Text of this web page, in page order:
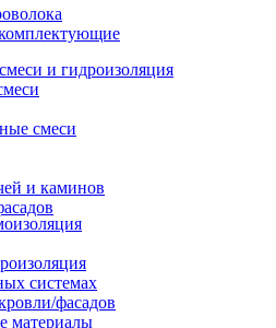
и гидроизоляция
смеси
и каминов
системах
фасадов
материалы